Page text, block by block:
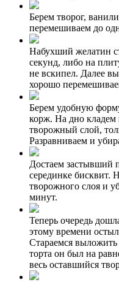
Берем творог,
перемешиваем до
Набухший желатин
секунд, либо на
не вскипел. Далее
хорошо
Берем удобную
корж. На дно
творожный слой,
Разравниваем и
Достаем застывший
серединке бисквит.
творожного слоя и
минут.
Теперь очередь
этому времени
Стараемся выложить
торта он был на
весь оставшийся